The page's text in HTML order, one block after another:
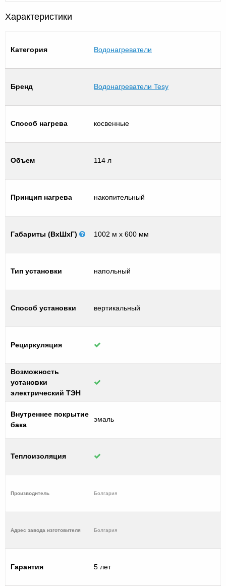
Характеристики
Категория Водонагреватели
Бренд Водонагреватели Tesy
Способ нагрева косвенные
Объем 114 л
Принцип нагрева накопительный
Габариты (ВхШхГ) 1002 м х 600 мм
Тип установки напольный
Способ установки вертикальный
Рециркуляция
Возможность
установки
электрический ТЭН
Внутреннее покрытие
бака
эмаль
Теплоизоляция
Производитель Болгария
Адрес завода изготовителя Болгария
Гарантия 5 лет